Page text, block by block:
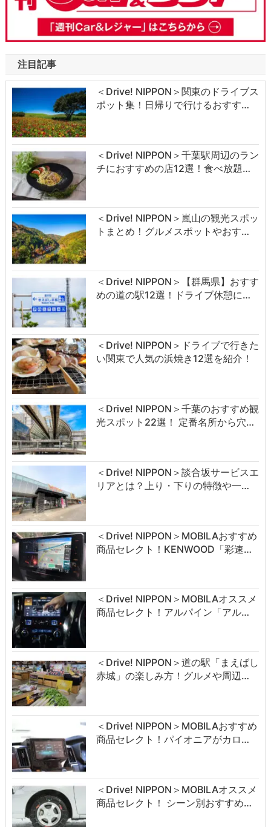
注目記事
＜Drive! NIPPON＞関東のドライブス
ポット集！日帰りで行けるおすす…
＜Drive! NIPPON＞千葉駅周辺のラン
チにおすすめの店12選！食べ放題…
＜Drive! NIPPON＞嵐山の観光スポッ
トまとめ！グルメスポットやおす…
＜Drive! NIPPON＞【群馬県】おすす
めの道の駅12選！ドライブ休憩に…
＜Drive! NIPPON＞ドライブで行きた
い関東で人気の浜焼き12選を紹介！
＜Drive! NIPPON＞千葉のおすすめ観
光スポット22選！ 定番名所から穴…
＜Drive! NIPPON＞談合坂サービスエ
リアとは？上り・下りの特徴や一…
＜Drive! NIPPON＞MOBILAおすすめ
商品セレクト！KENWOOD「彩速…
＜Drive! NIPPON＞MOBILAオススメ
商品セレクト！アルパイン「アル…
＜Drive! NIPPON＞道の駅「まえばし
赤城」の楽しみ方！グルメや周辺…
＜Drive! NIPPON＞MOBILAおすすめ
商品セレクト！パイオニアがカロ…
＜Drive! NIPPON＞MOBILAオススメ
商品セレクト！ シーン別おすすめ…